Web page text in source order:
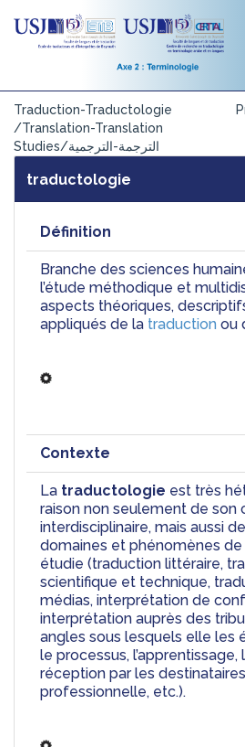
Traduction-Traductologie
/Translation-Translation
Studies/الترجمة-الترجمية
traductologie
Définition
Branche des sciences
l’étude méthodique et
aspects théoriques,
appliqués de la traduction ou
Contexte
La traductologie est très
raison non seulement de son
interdisciplinaire, mais aussi
domaines et phénomènes de
étudie (traduction littéraire,
scientifique et technique,
médias, interprétation de
interprétation auprès des
angles sous lesquels elle les
le processus, l’apprentissage,
réception par les
professionnelle, etc.).